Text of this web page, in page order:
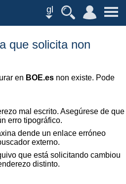
gl
que solicita non
en BOE.es non existe. Pode
mal escrito. Asegúrese de que
erro tipográfico.
dende un enlace erróneo
externo.
que está solicitando cambiou
distinto.